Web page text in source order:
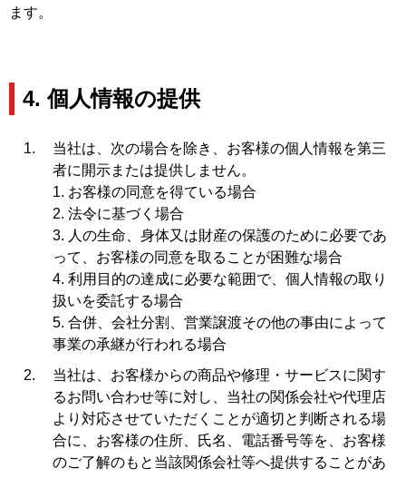
ます。
4. 個人情報の提供
当社は、次の場合を除き、お客様の個人情報を第三
者に開示または提供しません。
1. お客様の同意を得ている場合
2. 法令に基づく場合
3. 人の生命、身体又は財産の保護のために必要であ
って、お客様の同意を取ることが困難な場合
4. 利用目的の達成に必要な範囲で、個人情報の取り
扱いを委託する場合
5. 合併、会社分割、営業譲渡その他の事由によって
事業の承継が行われる場合
当社は、お客様からの商品や修理・サービスに関す
るお問い合わせ等に対し、当社の関係会社や代理店
より対応させていただくことが適切と判断される場
合に、お客様の住所、氏名、電話番号等を、お客様
のご了解のもと当該関係会社等へ提供することがあ